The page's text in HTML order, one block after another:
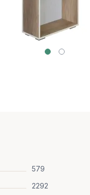
579
2292